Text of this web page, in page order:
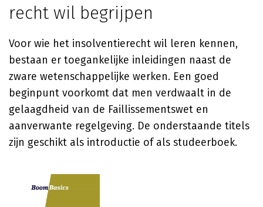
recht wil begrijpen
Voor wie het insolventierecht wil leren kennen,
bestaan er toegankelijke inleidingen naast de
zware wetenschappelijke werken. Een goed
beginpunt voorkomt dat men verdwaalt in de
gelaagdheid van de Faillissementswet en
aanverwante regelgeving. De onderstaande titels
zijn geschikt als introductie of als studeerboek.